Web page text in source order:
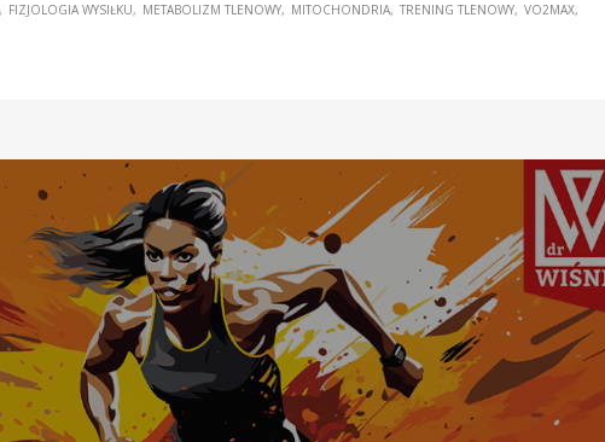
FIZJOLOGIA WYSIŁKU METABOLIZM TLENOWY MITOCHONDRIA TRENING TLENOWY VO2MAX